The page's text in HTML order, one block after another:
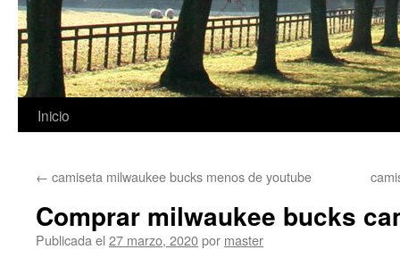
Saltar
contenido
Inicio
← camiseta milwaukee bucks menos de youtube
Comprar milwaukee bucks
Publicada el 27 marzo, 2020por master